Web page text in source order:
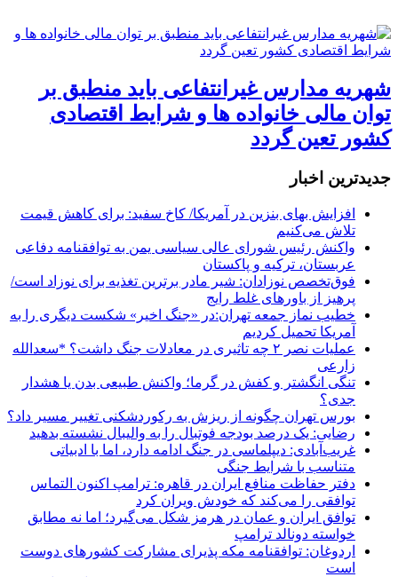
شهریه مدارس غیرانتفاعی باید منطبق بر
توان مالی خانواده ها و شرایط اقتصادی
کشور تعین گردد
جديدترين اخبار
افزایش بهای بنزین در آمریکا/ کاخ سفید: برای کاهش قیمت
تلاش می‌کنیم
واکنش رئیس شورای عالی سیاسی یمن به توافقنامه دفاعی
عربستان، ترکیه و پاکستان
فوق‌تخصص نوزادان: شیر مادر برترین تغذیه برای نوزاد است/
پرهیز از باورهای غلط رایج
خطیب نماز جمعه تهران:در «جنگ اخیر» شکست دیگری را به
آمریکا تحمیل کردیم
عملیات نصر ۲ چه تاثیری در معادلات جنگ داشت؟ *سعدالله
زارعی
تنگی انگشتر و کفش در گرما؛ واکنش طبیعی بدن یا هشدار
جدی؟
بورس تهران چگونه از ریزش به رکوردشکنی تغییر مسیر داد؟
رضایی: یک درصد بودجه فوتبال را به والیبال نشسته بدهید
غریب‌آبادی: دیپلماسی در جنگ ادامه دارد، اما با ادبیاتی
متناسب با شرایط جنگی
دفتر حفاظت منافع ایران در قاهره: ترامپ اکنون التماس
توافقی را می‌کند که خودش ویران کرد
توافق ایران و عمان در هرمز شکل می‌گیرد؛ اما نه مطابق
خواسته دونالد ترامپ
اردوغان: توافقنامه مکه پذیرای مشارکت کشورهای دوست
است